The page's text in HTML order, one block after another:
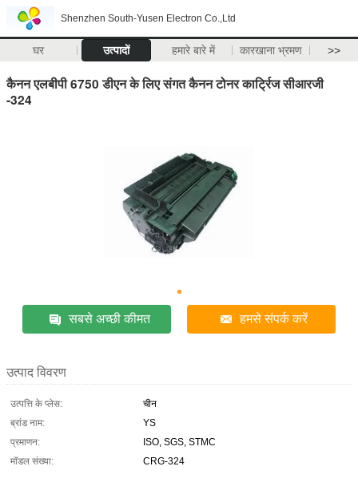
Shenzhen South-Yusen Electron Co.,Ltd
घर उत्पादों हमारे बारे में कारखाना भ्रमण >>
कैनन एलबीपी 6750 डीएन के लिए संगत कैनन टोनर कार्ट्रिज सीआरजी
-324
सबसे अच्छी कीमत हमसे संपर्क करें
उत्पाद विवरण
उत्पत्ति के प्लेस:
चीन
ब्रांड नाम:
YS
प्रमाणन:
ISO, SGS, STMC
मॉडल संख्या:
CRG-324